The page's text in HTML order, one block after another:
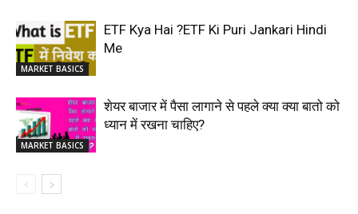
MARKET BASICS
ETF Kya Hai ?ETF Ki Puri Jankari Hindi
Me
MARKET BASICS
शेयर बाजार में पैसा लागाने से पहले क्या क्या बातो को
ध्यान में रखना चाहिए?